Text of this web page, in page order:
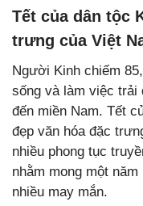
Tết của dân tộc
trưng của Việt
Người Kinh chiếm
sống và làm việc trải
đến miền Nam. Tết
đẹp văn hóa đặc
nhiều phong tục
nhằm mong một
nhiều may mắn.